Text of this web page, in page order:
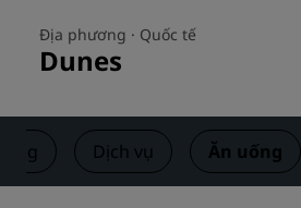
Địa phương · Quốc tế
Dunes
Dịch vụ Ăn uống